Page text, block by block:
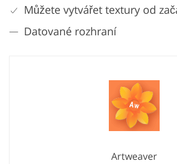
Můžete vytvářet textury od
Datované rozhraní
Artweaver